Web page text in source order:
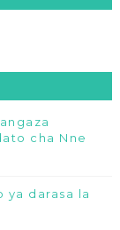
cha Nne
ya darasa la